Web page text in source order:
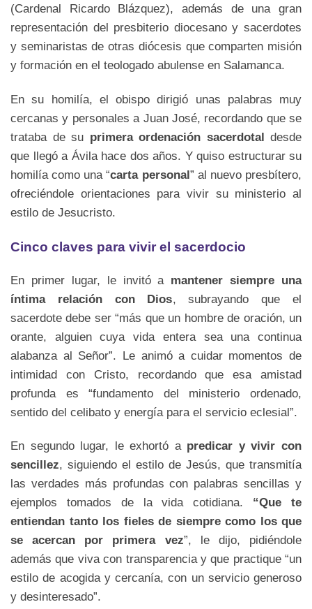
(Cardenal Ricardo Blázquez), además de una gran
representación del presbiterio diocesano y sacerdotes
y seminaristas de otras diócesis que comparten misión
y formación en el teologado abulense en Salamanca.
En su homilía, el obispo dirigió unas palabras muy
cercanas y personales a Juan José, recordando que se
trataba de su primera ordenación sacerdotal desde
que llegó a Ávila hace dos años. Y quiso estructurar su
homilía como una “carta personal” al nuevo presbítero,
ofreciéndole orientaciones para vivir su ministerio al
estilo de Jesucristo.
Cinco claves para vivir el sacerdocio
En primer lugar, le invitó a mantener siempre una
íntima relación con Dios, subrayando que el
sacerdote debe ser “más que un hombre de oración, un
orante, alguien cuya vida entera sea una continua
alabanza al Señor”. Le animó a cuidar momentos de
intimidad con Cristo, recordando que esa amistad
profunda es “fundamento del ministerio ordenado,
sentido del celibato y energía para el servicio eclesial”.
En segundo lugar, le exhortó a predicar y vivir con
sencillez, siguiendo el estilo de Jesús, que transmitía
las verdades más profundas con palabras sencillas y
ejemplos tomados de la vida cotidiana. “Que te
entiendan tanto los fieles de siempre como los que
se acercan por primera vez”, le dijo, pidiéndole
además que viva con transparencia y que practique “un
estilo de acogida y cercanía, con un servicio generoso
y desinteresado”.